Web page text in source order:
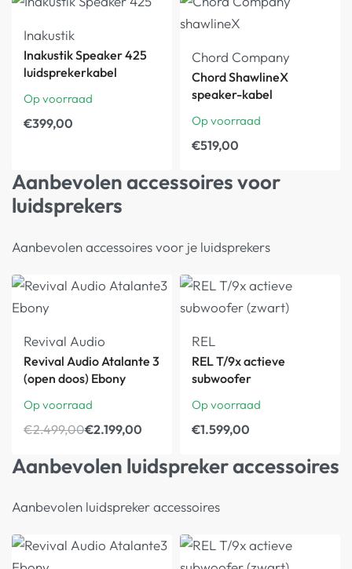
Inakustik
Inakustik Speaker 425
luidsprekerkabel
Op voorraad
€399,00
Chord Company
Chord ShawlineX
speaker-kabel
Op voorraad
€519,00
Aanbevolen accessoires voor
luidsprekers
Aanbevolen accessoires voor je luidsprekers
Revival Audio
Revival Audio Atalante 3
(open doos) Ebony
Op voorraad
€2.499,00€2.199,00
REL
REL T/9x actieve
subwoofer
Op voorraad
€1.599,00
Aanbevolen luidspreker accessoires
Aanbevolen luidspreker accessoires